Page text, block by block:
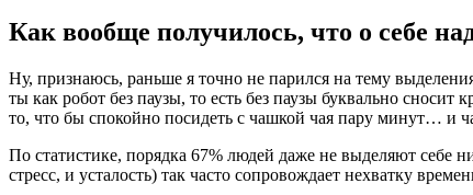
Как вообще получилось, что о себе
Ну, признаюсь, раньше я точно не парился на тему
ты как робот без паузы, то есть без паузы буквально
то, что бы спокойно посидеть с чашкой чая пару минут… и
По статистике, порядка 67% людей даже не выделяют себе
стресс, и усталость) так часто сопровождает нехватку